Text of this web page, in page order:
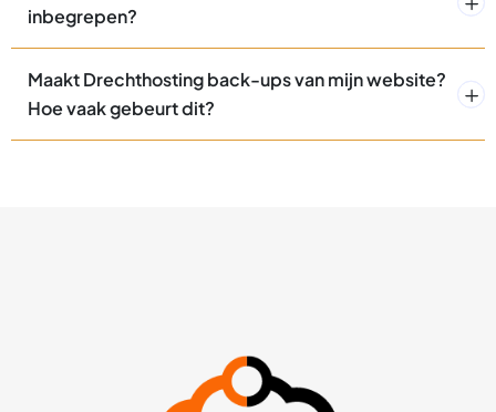
inbegrepen?
Maakt Drechthosting back-ups van mijn website?
Hoe vaak gebeurt dit?